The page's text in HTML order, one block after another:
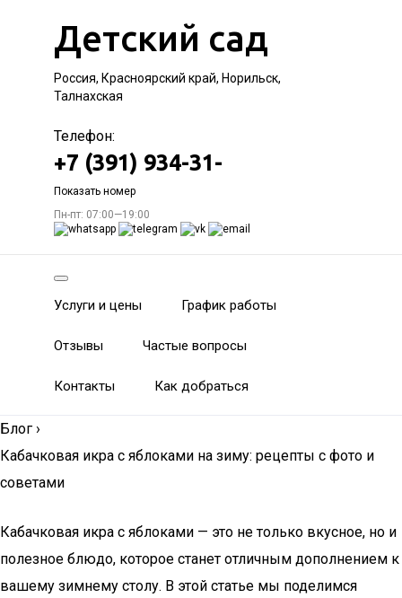
Детский сад
Россия, Красноярский край, Норильск,
Талнахская
Телефон:
+7 (391) 934-31-
Показать номер
Пн-пт: 07:00—19:00
Услуги и цены График работы
Отзывы Частые вопросы
Контакты Как добраться
Блог ›
Кабачковая икра с яблоками на зиму: рецепты с фото и
советами
Кабачковая икра с яблоками — это не только вкусное, но и
полезное блюдо, которое станет отличным дополнением к
вашему зимнему столу. В этой статье мы поделимся